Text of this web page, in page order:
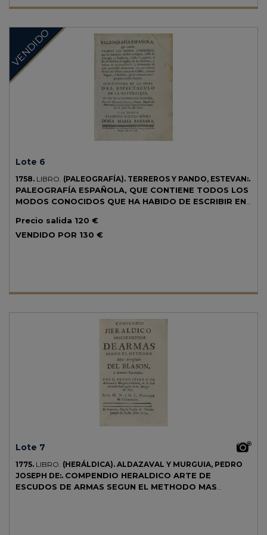
VENDIDO
Lote 6
1758. LIBRO. (PALEOGRAFÍA). TERREROS Y PANDO, ESTEVAN:.
PALEOGRAFÍA ESPAÑOLA, QUE CONTIENE TODOS LOS
MODOS CONOCIDOS QUE HA HABIDO DE ESCRIBIR EN
EL PRESENTE...Madrid: Imp. Joachin Ibarra, 1758. 8º mayor. 2 h.
+ 18 lám. (una de ellas plegada). Buen papel, amplios márgenes, algo
Precio salida 120 €
VENDIDO POR 130 €
Lote 7
1775. LIBRO. (HERÁLDICA). ALDAZAVAL Y MURGUIA, PEDRO
JOSEPH DE:. COMPENDIO HERALDICO ARTE DE
ESCUDOS DE ARMAS SEGUN EL METHODO MAS